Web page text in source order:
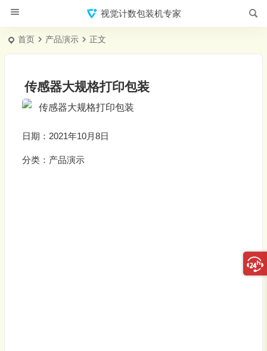
视觉计数包装机专家
首页 产品演示 正文
传感器大规格打印包装
日期：2021年10月8日
分类： 产品演示